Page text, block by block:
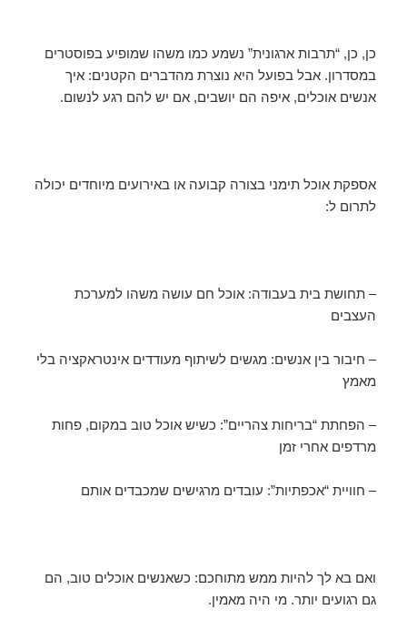
כן, כן, “תרבות ארגונית” נשמע כמו משהו שמופיע בפוסטרים
במסדרון. אבל בפועל היא נוצרת מהדברים הקטנים: איך
אנשים אוכלים, איפה הם יושבים, אם יש להם רגע לנשום.
אספקת אוכל תימני בצורה קבועה או באירועים מיוחדים יכולה
לתרום ל:
– תחושת בית בעבודה: אוכל חם עושה משהו למערכת
העצבים
– חיבור בין אנשים: מגשים לשיתוף מעודדים אינטראקציה בלי
מאמץ
– הפחתת “בריחות צהריים”: כשיש אוכל טוב במקום, פחות
מרדפים אחרי זמן
– חוויית “אכפתיות”: עובדים מרגישים שמכבדים אותם
ואם בא לך להיות ממש מתוחכם: כשאנשים אוכלים טוב, הם
גם רגועים יותר. מי היה מאמין.